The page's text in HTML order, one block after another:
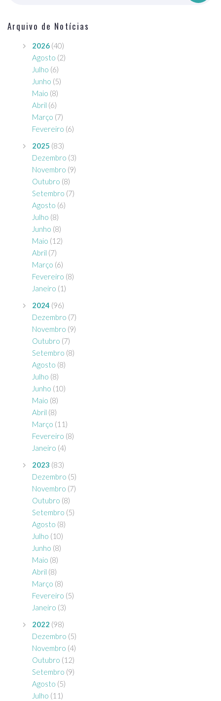
Arquivo de Notícias
2026 (40)
Agosto (2)
Julho (6)
Junho (5)
Maio (8)
Abril (6)
Março (7)
Fevereiro (6)
2025 (83)
Dezembro (3)
Novembro (9)
Outubro (8)
Setembro (7)
Agosto (6)
Julho (8)
Junho (8)
Maio (12)
Abril (7)
Março (6)
Fevereiro (8)
Janeiro (1)
2024 (96)
Dezembro (7)
Novembro (9)
Outubro (7)
Setembro (8)
Agosto (8)
Julho (8)
Junho (10)
Maio (8)
Abril (8)
Março (11)
Fevereiro (8)
Janeiro (4)
2023 (83)
Dezembro (5)
Novembro (7)
Outubro (8)
Setembro (5)
Agosto (8)
Julho (10)
Junho (8)
Maio (8)
Abril (8)
Março (8)
Fevereiro (5)
Janeiro (3)
2022 (98)
Dezembro (5)
Novembro (4)
Outubro (12)
Setembro (9)
Agosto (5)
Julho (11)